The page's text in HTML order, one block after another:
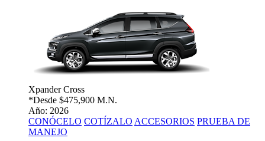
Xpander Cross
*Desde $475,900 M.N.
Año: 2026
CONÓCELO COTÍZALO ACCESORIOS PRUEBA DE
MANEJO